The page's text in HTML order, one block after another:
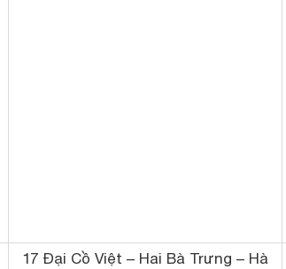
17 Đại Cồ Việt – Hai Bà Trưng – Hà